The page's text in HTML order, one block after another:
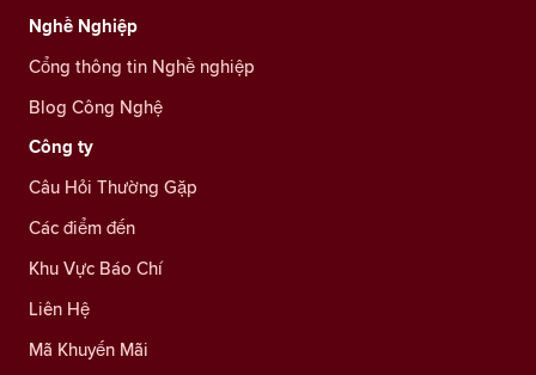
Nghề Nghiệp
Cổng thông tin Nghề nghiệp
Blog Công Nghệ
Công ty
Câu Hỏi Thường Gặp
Các điểm đến
Khu Vực Báo Chí
Liên Hệ
Mã Khuyến Mãi